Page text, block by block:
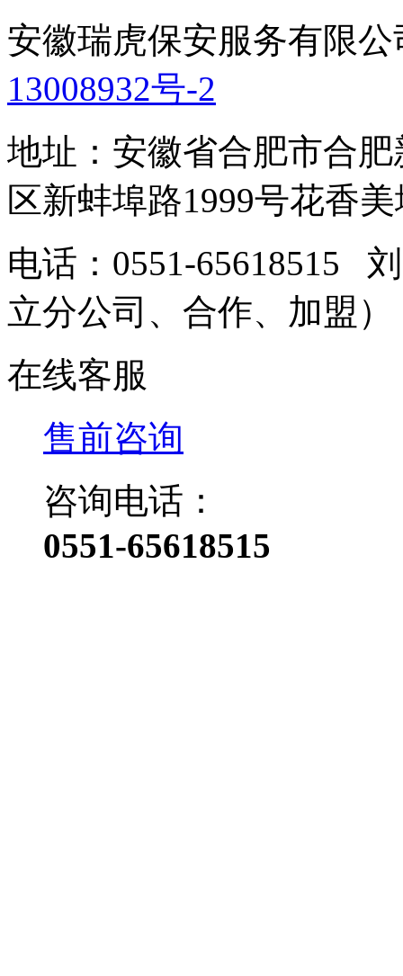
安徽瑞虎保安服务有限
13008932号-2
地址：安徽省合肥市合
区新蚌埠路1999号花香
电话：0551-65618515
立分公司、合作、加盟
在线客服
售前咨询
咨询电话：
0551-65618515